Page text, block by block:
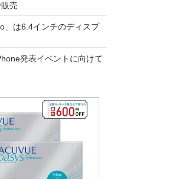
売
」は6.4インチのディスプ
発表イベントに向けて